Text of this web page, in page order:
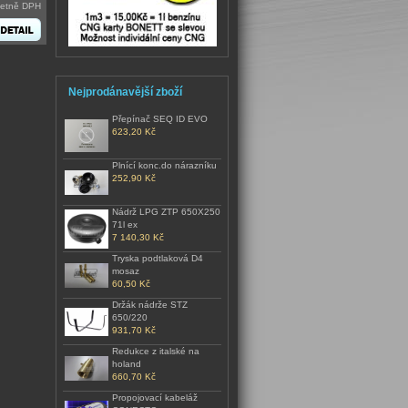
DPH
Nejprodánavější zboží
Přepínač SEQ ID EVO
623,20 Kč
Plnící konc.do nárazníku
252,90 Kč
Nádrž LPG ZTP 650X250
71l ex
7 140,30 Kč
Tryska podtlaková D4
mosaz
60,50 Kč
Držák nádrže STZ
650/220
931,70 Kč
Redukce z italské na
holand
660,70 Kč
Propojovací kabeláž